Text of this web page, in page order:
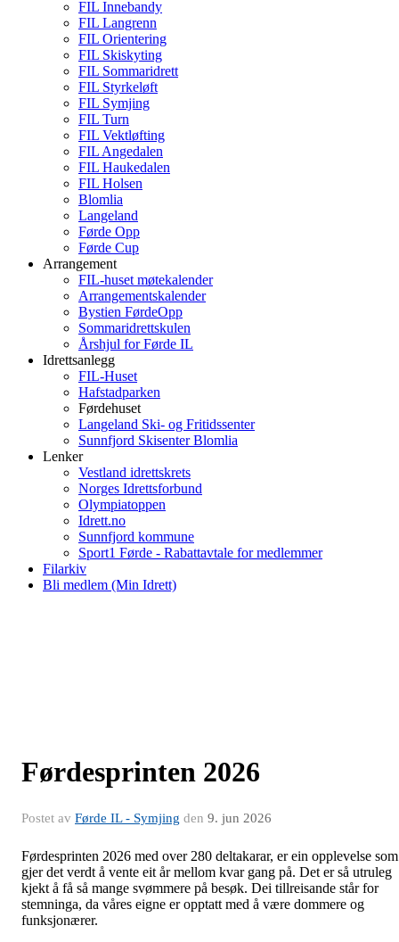
FIL Innebandy
FIL Langrenn
FIL Orientering
FIL Skiskyting
FIL Sommaridrett
FIL Styrkeløft
FIL Symjing
FIL Turn
FIL Vektløfting
FIL Angedalen
FIL Haukedalen
FIL Holsen
Blomlia
Langeland
Førde Opp
Førde Cup
Arrangement
FIL-huset møtekalender
Arrangementskalender
Bystien FørdeOpp
Sommaridrettskulen
Årshjul for Førde IL
Idrettsanlegg
FIL-Huset
Hafstadparken
Førdehuset
Langeland Ski- og Fritidssenter
Sunnfjord Skisenter Blomlia
Lenker
Vestland idrettskrets
Norges Idrettsforbund
Olympiatoppen
Idrett.no
Sunnfjord kommune
Sport1 Førde - Rabattavtale for medlemmer
Filarkiv
Bli medlem (Min Idrett)
Førdesprinten 2026
Postet av Førde IL - Symjing den 9. jun 2026
Førdesprinten 2026 med over 280 deltakarar, er ein opplevelse som
gjer det verdt å vente eit år mellom kvar gang på. Det er så utruleg
kjekt å få så mange svømmere på besøk. Dei tillreisande står for
stemninga, da våres eigne er opptatt med å være dommere og
funksjonærer.